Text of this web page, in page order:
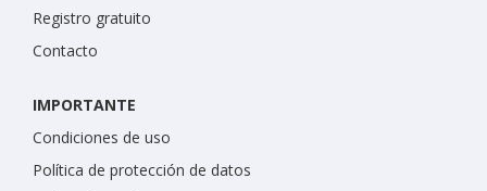
Registro gratuito
Contacto
IMPORTANTE
Condiciones de uso
Política de protección de datos